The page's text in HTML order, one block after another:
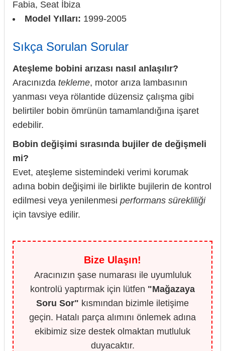
Fabia, Seat İbiza
Model Yılları: 1999-2005
Sıkça Sorulan Sorular
Ateşleme bobini arızası nasıl anlaşılır?
Aracınızda tekleme, motor arıza lambasının
yanması veya rölantide düzensiz çalışma gibi
belirtiler bobin ömrünün tamamlandığına işaret
edebilir.
Bobin değişimi sırasında bujiler de değişmeli
mi?
Evet, ateşleme sistemindeki verimi korumak
adına bobin değişimi ile birlikte bujilerin de kontrol
edilmesi veya yenilenmesi performans sürekliliği
için tavsiye edilir.
Bize Ulaşın!
Aracınızın şase numarası ile uyumluluk
kontrolü yaptırmak için lütfen "Mağazaya
Soru Sor" kısmından bizimle iletişime
geçin. Hatalı parça alımını önlemek adına
ekibimiz size destek olmaktan mutluluk
duyacaktır.